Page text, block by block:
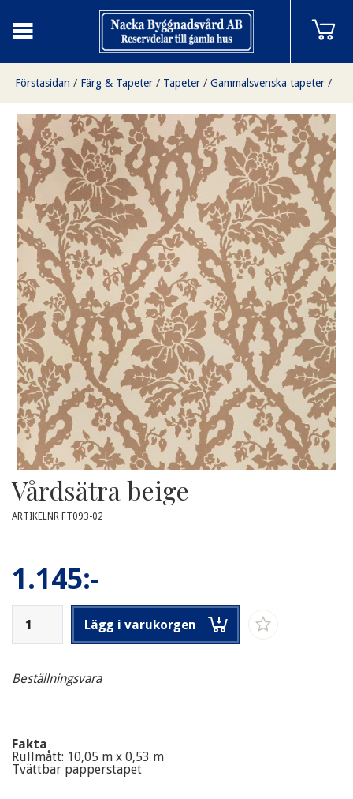
Förstasidan / Färg & Tapeter / Tapeter / Gammalsvenska tapeter /
Vårdsätra beige
Vårdsätra beige
ARTIKELNR FT093-02
1.145:-
Lägg i varukorgen
Beställningsvara
Fakta
Rullmått: 10,05 m x 0,53 m
Tvättbar papperstapet